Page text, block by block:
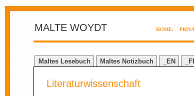
MALTE WOYDT HOME:
Maltes Lesebuch Maltes Notizbuch _EN
Literaturwissenschaft